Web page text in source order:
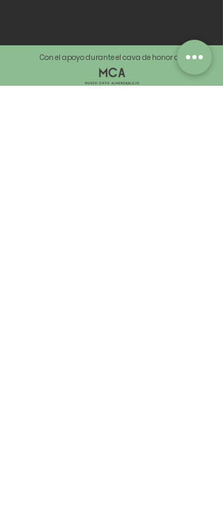
Con el apoyo durante el cava de honor de: